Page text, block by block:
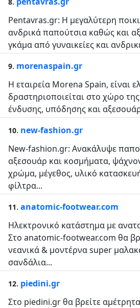
Pentavras.gr: Η μεγαλύτερη
ανδρικά παπούτσια καθώς και
γκάμα από γυναικείες και
9. morenaspain.gr
Η εταιρεία Morena Spain, είναι
δραστηριοποιείται στο χώρο της
ένδυσης, υπόδησης και
10. new-fashion.gr
New-fashion.gr: Ανακάλυψε
αξεσουάρ και κοσμήματα,
χρώμα, μέγεθος, υλικό
φίλτρα...
11. anatomic-footwear.com
Ηλεκτρονικό κατάστημα με
Στo anatomic-footwear.com θα
νεανικά & μοντέρνα super
σανδάλια...
12. piedini.gr
Στο piedini.gr θα βρείτε